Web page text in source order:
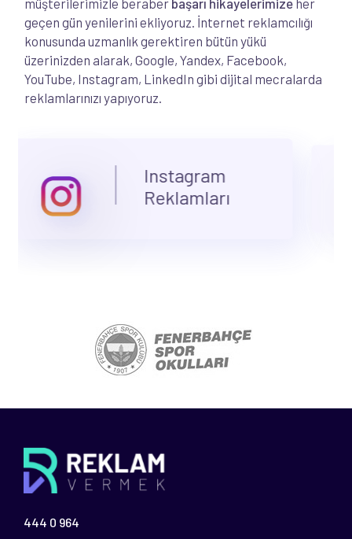
müşterilerimizle beraber başarı hikayelerimize her
geçen gün yenilerini ekliyoruz. İnternet reklamcılığı
konusunda uzmanlık gerektiren bütün yükü
üzerinizden alarak, Google, Yandex, Facebook,
YouTube, Instagram, LinkedIn gibi dijital mecralarda
reklamlarınızı yapıyoruz.
X Reklamları
444 0 964